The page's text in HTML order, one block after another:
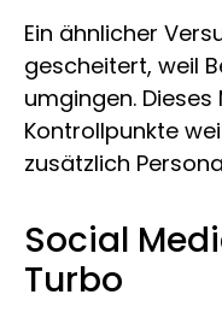
Ein ähnlicher
gescheitert, weil
umgingen.
Kontrollpunkte
zusätzlich
Social
Turbo